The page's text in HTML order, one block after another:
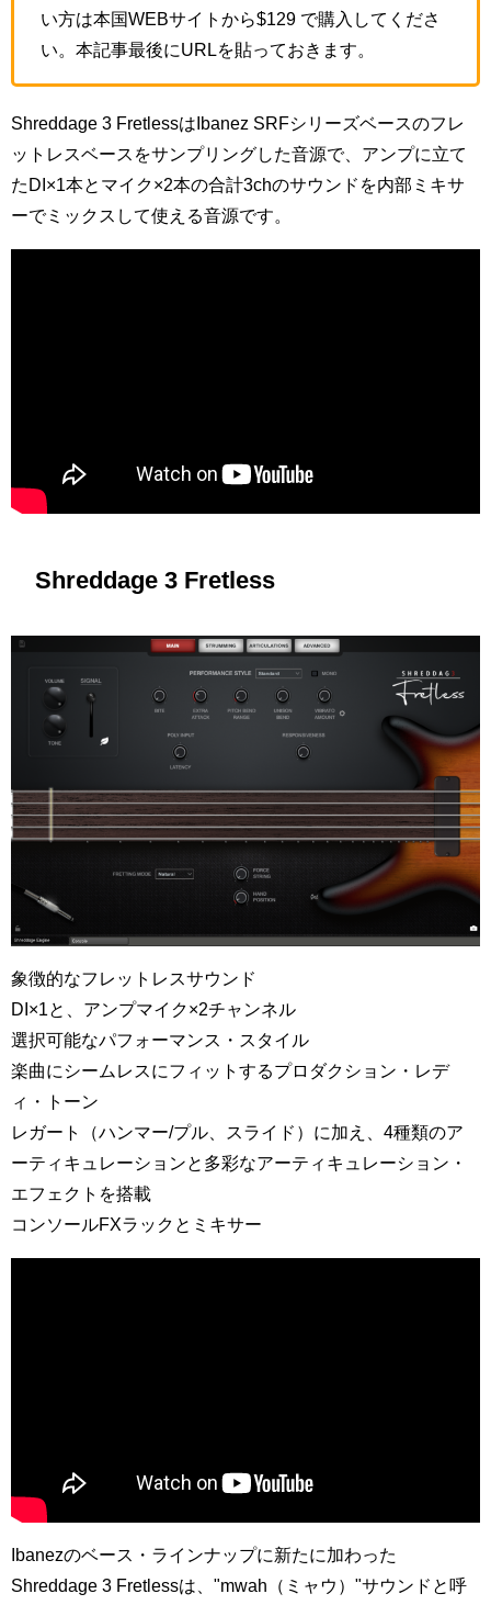
い方は本国WEBサイトから$129 で購入してくださ
い。本記事最後にURLを貼っておきます。
Shreddage 3 FretlessはIbanez SRFシリーズベースのフレ
ットレスベースをサンプリングした音源で、アンプに立て
たDI×1本とマイク×2本の合計3chのサウンドを内部ミキサ
ーでミックスして使える音源です。
Shreddage 3 Fretless
象徴的なフレットレスサウンド
DI×1と、アンプマイク×2チャンネル
選択可能なパフォーマンス・スタイル
楽曲にシームレスにフィットするプロダクション・レデ
ィ・トーン
レガート（ハンマー/プル、スライド）に加え、4種類のア
ーティキュレーションと多彩なアーティキュレーション・
エフェクトを搭載
コンソールFXラックとミキサー
Ibanezのベース・ラインナップに新たに加わった
Shreddage 3 Fretlessは、"mwah（ミャウ）"サウンドと呼